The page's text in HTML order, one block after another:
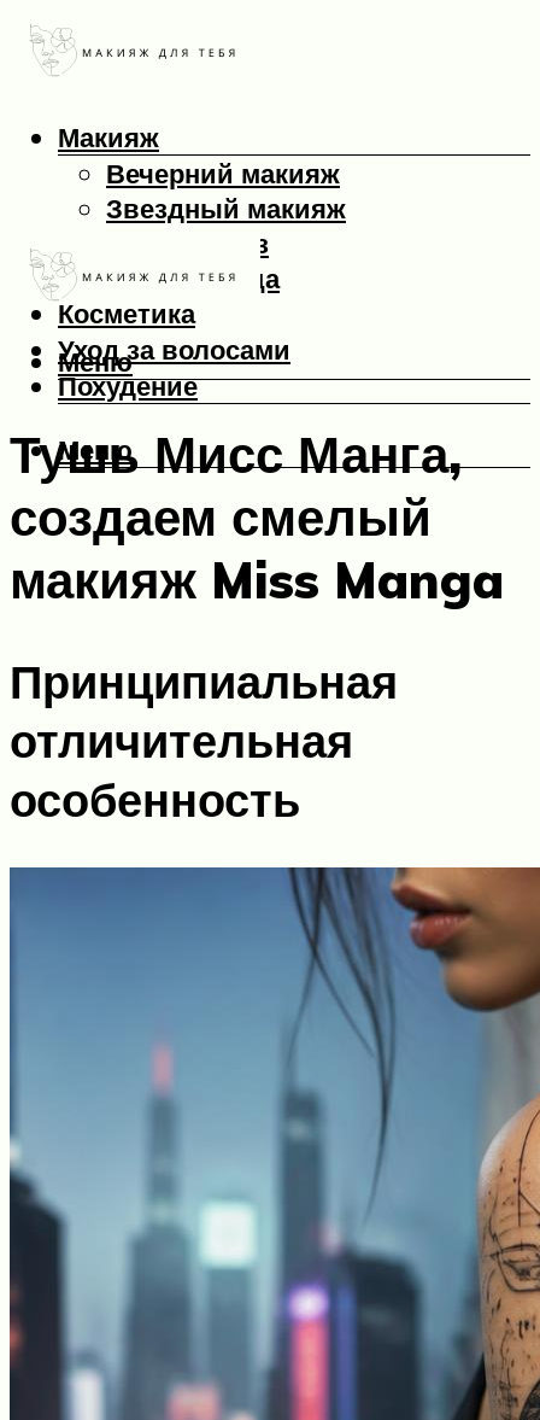
Макияж
Вечерний макияж
Звездный макияж
Макияж глаз
Макияж лица
Косметика
Уход за волосами
Похудение
Меню
Меню
Тушь Мисс Манга,
создаем смелый
макияж Miss Manga
Принципиальная
отличительная
особенность